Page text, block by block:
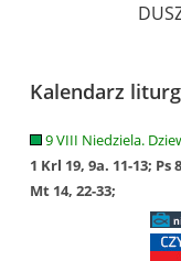
Kalendarz
9 VIII Niedziela.
1 Krl 19, 9a. 11-13; Ps
Mt 14, 22-33;